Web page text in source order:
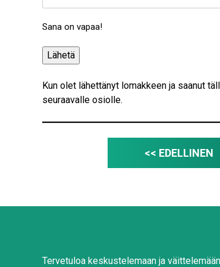
Sana on vapaa!
Kun olet lähettänyt lomakkeen ja saanut
seuraavalle osiolle.
<< EDELLINEN
Tervetuloa keskustelemaan ja väittelemään